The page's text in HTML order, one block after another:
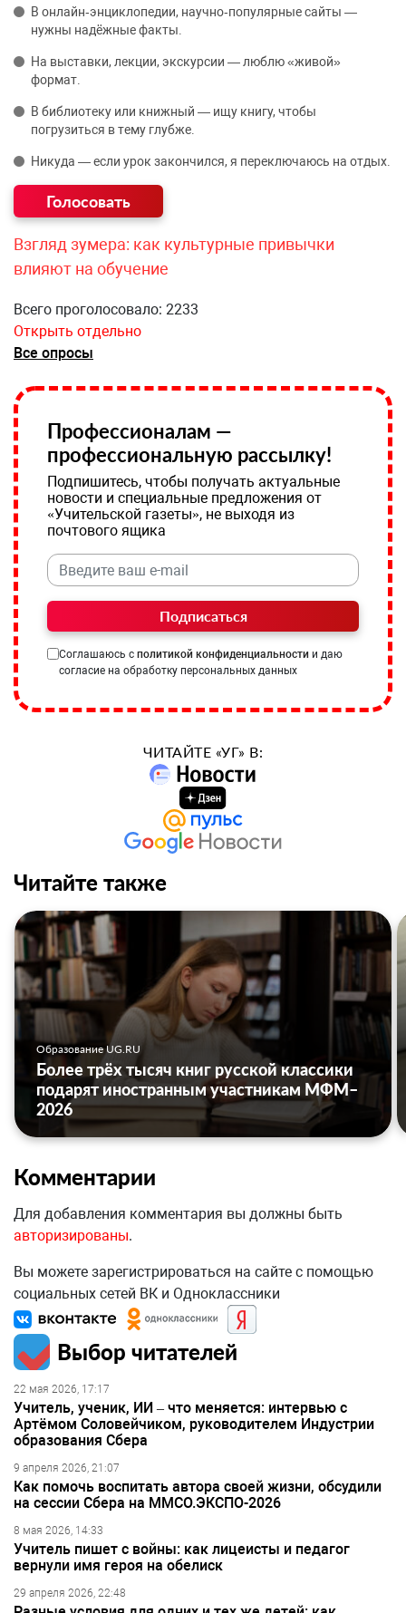
В онлайн‑энциклопедии, научно‑популярные сайты —
нужны надёжные факты.
На выставки, лекции, экскурсии — люблю «живой»
формат.
В библиотеку или книжный — ищу книгу, чтобы
погрузиться в тему глубже.
Никуда — если урок закончился, я переключаюсь на отдых.
Взгляд зумера: как культурные привычки
влияют на обучение
Всего проголосовало: 2233
Открыть отдельно
Все опросы
Профессионалам —
профессиональную рассылку!
Подпишитесь, чтобы получать актуальные
новости и специальные предложения от
«Учительской газеты», не выходя из
почтового ящика
Подписаться
Соглашаюсь с политикой конфиденциальности и даю
согласие на обработку персональных данных
ЧИТАЙТЕ «УГ» В:
Читайте также
Образование UG.RU
Более трёх тысяч книг русской классики
подарят иностранным участникам МФМ–
2026
Комментарии
Для добавления комментария вы должны быть
авторизированы.
Вы можете зарегистрироваться на сайте с помощью
социальных сетей ВК и Одноклассники
Выбор читателей
22 мая 2026, 17:17
Учитель, ученик, ИИ – что меняется: интервью с
Артёмом Соловейчиком, руководителем Индустрии
образования Сбера
9 апреля 2026, 21:07
Как помочь воспитать автора своей жизни, обсудили
на сессии Сбера на ММСО.ЭКСПО-2026
8 мая 2026, 14:33
Учитель пишет с войны: как лицеисты и педагог
вернули имя героя на обелиск
29 апреля 2026, 22:48